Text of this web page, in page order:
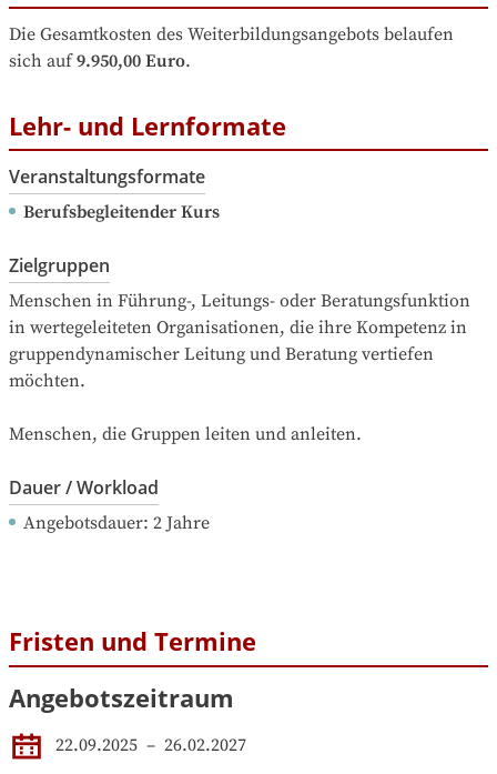
Die Gesamtkosten des Weiterbildungsangebots belaufen
sich auf 9.950,00 Euro.
Lehr- und Lernformate
Veranstaltungsformate
Berufsbegleitender Kurs
Zielgruppen
Menschen in Führung-, Leitungs- oder Beratungsfunktion
in wertegeleiteten Organisationen, die ihre Kompetenz in
gruppendynamischer Leitung und Beratung vertiefen
möchten.
Menschen, die Gruppen leiten und anleiten.
Dauer / Workload
Angebotsdauer: 2 Jahre
Fristen und Termine
Angebotszeitraum
22.09.2025 – 26.02.2027